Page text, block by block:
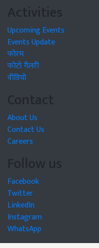
Activities
Upcoming Events
Events Update
फोरम
फोटो गैलरी
वीडियो
Contact
About Us
Contact Us
Careers
Follow us
Facebook
Twitter
LinkedIn
Instagram
WhatsApp